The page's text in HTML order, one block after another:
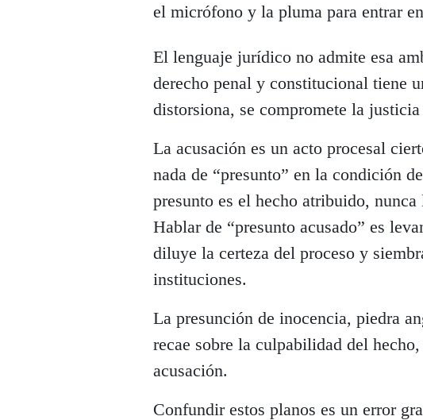
el micrófono y la pluma para entrar
El lenguaje jurídico no admite esa
derecho penal y constitucional tiene
distorsiona, se compromete la
La acusación es un acto procesal
nada de “presunto” en la condición
presunto es el hecho atribuido,
Hablar de “presunto acusado” es
diluye la certeza del proceso y
instituciones.
La presunción de inocencia, piedra
recae sobre la culpabilidad del
acusación.
Confundir estos planos es un error